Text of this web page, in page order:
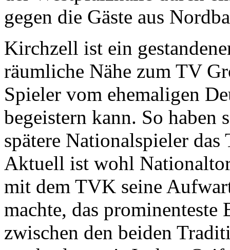
gegen die Gäste aus
Kirchzell ist ein
räumliche Nähe zum TV
Spieler vom ehemaligen
begeistern kann. So haben
spätere Nationalspieler
Aktuell ist wohl
mit dem TVK seine
machte, das
zwischen den beiden